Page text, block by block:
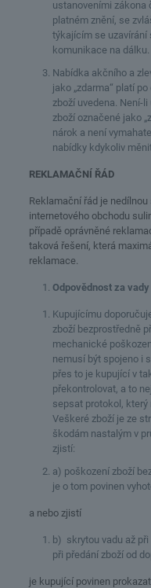
ustanoveními zákona
platném znění, se
týkajícím se uzavírání
komunikace na dálku.
Nabídka akčního a
jako „zdarma“ platí
zboží uvedena. Není-
zboží označené jako
nárok a není
nabídky kdykoliv
REKLAMAČNÍ ŘÁD
Reklamační řád je
internetového obchodu
případě oprávněné
taková řešení, která
reklamace.
Odpovědnost za
Kupujícímu
zboží bezprostředně
mechanické
nemusí být spojeno i
přes to je kupující v
překontrolovat, a to
sepsat protokol, který
Veškeré zboží je ze
škodám nastalým v
zjistí:
a) poškození zboží
je o tom povinen
a nebo zjistí
b) skrytou vadu až
při předání zboží od
je kupující povinen